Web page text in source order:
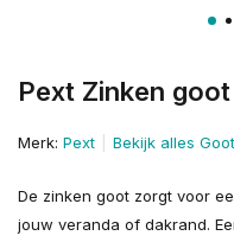
Pext Zinken goot
Merk: Pext Bekijk alles
De zinken goot zorgt voor
jouw veranda of dakrand.